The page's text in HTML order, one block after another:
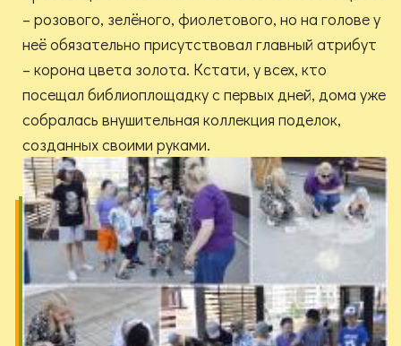
– розового, зелёного, фиолетового, но на голове у
неё обязательно присутствовал главный атрибут
– корона цвета золота. Кстати, у всех, кто
посещал библиоплощадку с первых дней, дома уже
собралась внушительная коллекция поделок,
созданных своими руками.